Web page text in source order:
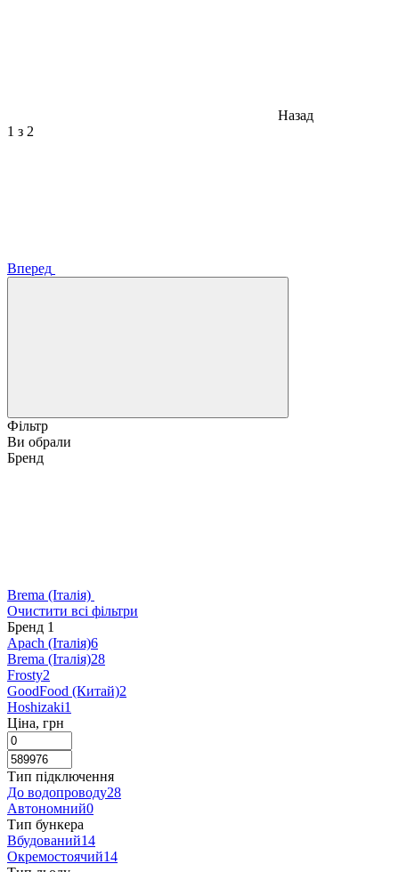
Назад
1 з 2
Вперед
Фільтр
Ви обрали
Бренд
Brema (Італія)
Очистити всі фільтри
Бренд 1
Apach (Італія)6
Brema (Італія)28
Frosty2
GoodFood (Китай)2
Hoshizaki1
Ціна, грн
Тип підключення
До водопроводу28
Автономний0
Тип бункера
Вбудований14
Окремостоячий14